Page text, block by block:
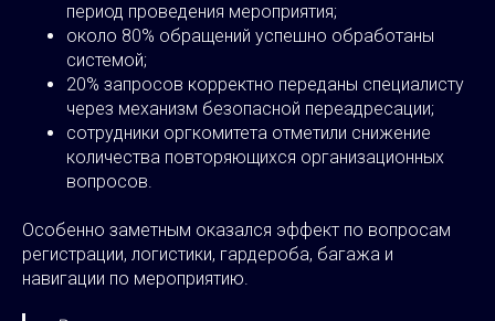
период проведения мероприятия;
около 80% обращений успешно обработаны
системой;
20% запросов корректно переданы специалисту
через механизм безопасной переадресации;
сотрудники оргкомитета отметили снижение
количества повторяющихся организационных
вопросов.
Особенно заметным оказался эффект по вопросам
регистрации, логистики, гардероба, багажа и
навигации по мероприятию.